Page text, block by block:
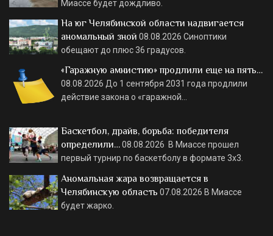
Миассе будет дождливо.
На юг Челябинской области надвигается
аномальный зной 08.08.2026 Синоптики
обещают до плюс 36 градусов.
«Гаражную амнистию» продлили еще на пять…
08.08.2026 До 1 сентября 2031 года продлили
действие закона о «гаражной…
Баскетбол, драйв, борьба: победителя
определили…08.08.2026 В Миассе прошел
первый турнир по баскетболу в формате 3х3.
Аномальная жара возвращается в
Челябинскую область 07.08.2026 В Миассе
будет жарко.